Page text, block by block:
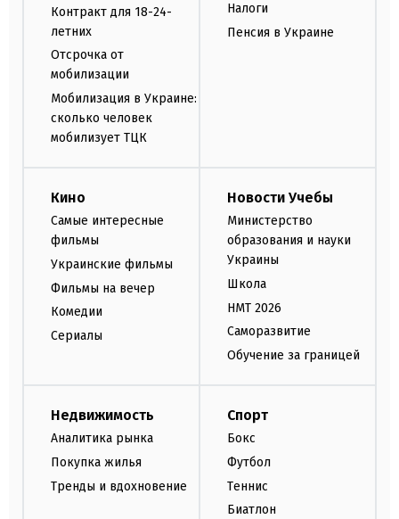
Контракт для 18-24-
летних
Отсрочка от
мобилизации
Мобилизация в Украине:
сколько человек
мобилизует ТЦК
Налоги
Пенсия в Украине
Кино
Самые интересные
фильмы
Украинские фильмы
Фильмы на вечер
Комедии
Сериалы
Новости Учебы
Министерство
образования и науки
Украины
Школа
НМТ 2026
Саморазвитие
Обучение за границей
Недвижимость
Аналитика рынка
Покупка жилья
Тренды и вдохновение
Спорт
Бокс
Футбол
Теннис
Биатлон